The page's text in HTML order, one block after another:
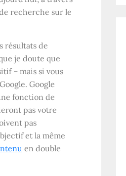
recherche sur le
résultats de
je doute que
– mais si vous
Google
fonction de
pas votre
pas
et la même
en double